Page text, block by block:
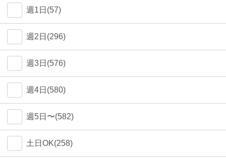
週1日(57)
週2日(296)
週3日(576)
週4日(580)
週5日〜(582)
土日OK(258)